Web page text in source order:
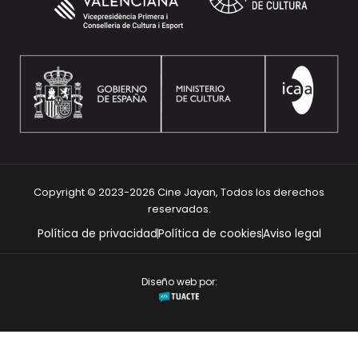
Copyright © 2023-2026 Cine Jayan, Todos los derechos
reservados.
Política de privacidadPolítica de cookiesAviso legal
Diseño web por: